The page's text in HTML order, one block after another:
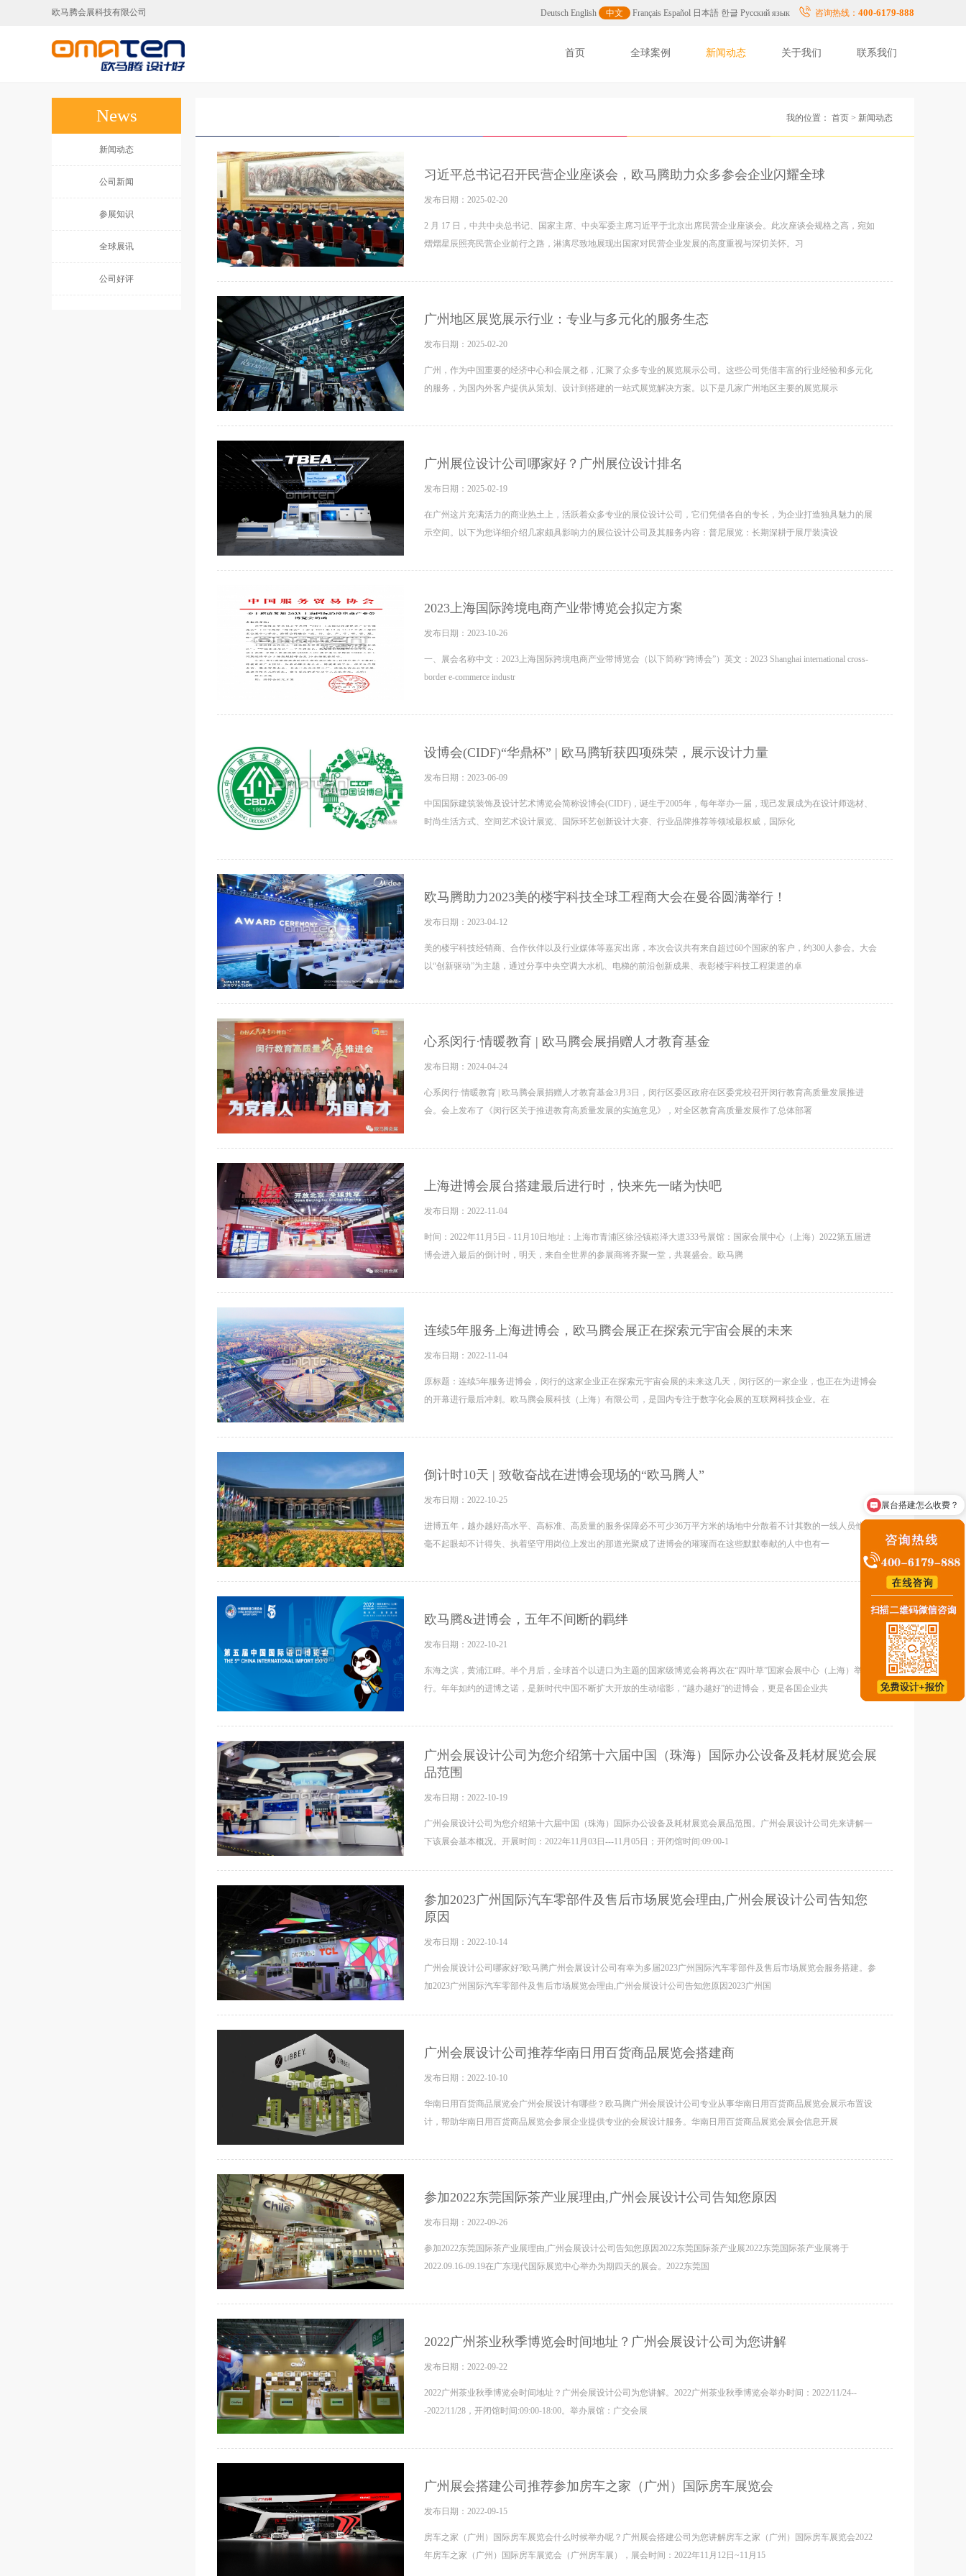
欧马腾会展科技有限公司 Deutsch English 中文 Français Español 日本語 한글 Русский язык 咨询热线： 400-6179-888
首页 全球案例 新闻动态 关于我们 联系我们
News
新闻动态
公司新闻
参展知识
全球展讯
公司好评
我的位置： 首页 > 新闻动态
习近平总书记召开民营企业座谈会，欧马腾助力众多参会企业闪耀全球
发布日期：2025-02-20
2 月 17 日，中共中央总书记、国家主席、中央军委主席习近平于北京出席民营企业座谈会。此次座谈会规格之高，宛如
熠熠星辰照亮民营企业前行之路，淋漓尽致地展现出国家对民营企业发展的高度重视与深切关怀。习
广州地区展览展示行业：专业与多元化的服务生态
发布日期：2025-02-20
广州，作为中国重要的经济中心和会展之都，汇聚了众多专业的展览展示公司。这些公司凭借丰富的行业经验和多元化
的服务，为国内外客户提供从策划、设计到搭建的一站式展览解决方案。以下是几家广州地区主要的展览展示
广州展位设计公司哪家好？广州展位设计排名
发布日期：2025-02-19
在广州这片充满活力的商业热土上，活跃着众多专业的展位设计公司，它们凭借各自的专长，为企业打造独具魅力的展
示空间。以下为您详细介绍几家颇具影响力的展位设计公司及其服务内容：普尼展览：长期深耕于展厅装潢设
2023上海国际跨境电商产业带博览会拟定方案
发布日期：2023-10-26
一、展会名称中文：2023上海国际跨境电商产业带博览会（以下简称“跨博会”）英文：2023 Shanghai international cross-
border e-commerce industr
设博会(CIDF)“华鼎杯” | 欧马腾斩获四项殊荣，展示设计力量
发布日期：2023-06-09
中国国际建筑装饰及设计艺术博览会简称设博会(CIDF)，诞生于2005年，每年举办一届，现己发展成为在设计师选材、
时尚生活方式、空间艺术设计展览、国际环艺创新设计大赛、行业品牌推荐等领域最权威，国际化
欧马腾助力2023美的楼宇科技全球工程商大会在曼谷圆满举行！
发布日期：2023-04-12
美的楼宇科技经销商、合作伙伴以及行业媒体等嘉宾出席，本次会议共有来自超过60个国家的客户，约300人参会。大会
以“创新驱动”为主题，通过分享中央空调大水机、电梯的前沿创新成果、表彰楼宇科技工程渠道的卓
心系闵行·情暖教育 | 欧马腾会展捐赠人才教育基金
发布日期：2024-04-24
心系闵行·情暖教育 | 欧马腾会展捐赠人才教育基金3月3日，闵行区委区政府在区委党校召开闵行教育高质量发展推进
会。会上发布了《闵行区关于推进教育高质量发展的实施意见》，对全区教育高质量发展作了总体部署
上海进博会展台搭建最后进行时，快来先一睹为快吧
发布日期：2022-11-04
时间：2022年11月5日 - 11月10日地址：上海市青浦区徐泾镇崧泽大道333号展馆：国家会展中心（上海）2022第五届进
博会进入最后的倒计时，明天，来自全世界的参展商将齐聚一堂，共襄盛会。欧马腾
连续5年服务上海进博会，欧马腾会展正在探索元宇宙会展的未来
发布日期：2022-11-04
原标题：连续5年服务进博会，闵行的这家企业正在探索元宇宙会展的未来这几天，闵行区的一家企业，也正在为进博会
的开幕进行最后冲刺。欧马腾会展科技（上海）有限公司，是国内专注于数字化会展的互联网科技企业。在
倒计时10天 | 致敬奋战在进博会现场的“欧马腾人”
发布日期：2022-10-25
进博五年，越办越好高水平、高标准、高质量的服务保障必不可少36万平方米的场地中分散着不计其数的一线人员他们
毫不起眼却不计得失、执着坚守用岗位上发出的那道光聚成了进博会的璀璨而在这些默默奉献的人中也有一
欧马腾&进博会，五年不间断的羁绊
发布日期：2022-10-21
东海之滨，黄浦江畔。半个月后，全球首个以进口为主题的国家级博览会将再次在“四叶草”国家会展中心（上海）举
行。年年如约的进博之诺，是新时代中国不断扩大开放的生动缩影，“越办越好”的进博会，更是各国企业共
广州会展设计公司为您介绍第十六届中国（珠海）国际办公设备及耗材展览会展
品范围
发布日期：2022-10-19
广州会展设计公司为您介绍第十六届中国（珠海）国际办公设备及耗材展览会展品范围。广州会展设计公司先来讲解一
下该展会基本概况。开展时间：2022年11月03日---11月05日；开闭馆时间:09:00-1
参加2023广州国际汽车零部件及售后市场展览会理由,广州会展设计公司告知您
原因
发布日期：2022-10-14
广州会展设计公司哪家好?欧马腾广州会展设计公司有幸为多届2023广州国际汽车零部件及售后市场展览会服务搭建。参
加2023广州国际汽车零部件及售后市场展览会理由,广州会展设计公司告知您原因2023广州国
广州会展设计公司推荐华南日用百货商品展览会搭建商
发布日期：2022-10-10
华南日用百货商品展览会广州会展设计有哪些？欧马腾广州会展设计公司专业从事华南日用百货商品展览会展示布置设
计，帮助华南日用百货商品展览会参展企业提供专业的会展设计服务。华南日用百货商品展览会展会信息开展
参加2022东莞国际茶产业展理由,广州会展设计公司告知您原因
发布日期：2022-09-26
参加2022东莞国际茶产业展理由,广州会展设计公司告知您原因2022东莞国际茶产业展2022东莞国际茶产业展将于
2022.09.16-09.19在广东现代国际展览中心举办为期四天的展会。2022东莞国
2022广州茶业秋季博览会时间地址？广州会展设计公司为您讲解
发布日期：2022-09-22
2022广州茶业秋季博览会时间地址？广州会展设计公司为您讲解。2022广州茶业秋季博览会举办时间：2022/11/24--
-2022/11/28，开闭馆时间:09:00-18:00。举办展馆：广交会展
广州展会搭建公司推荐参加房车之家（广州）国际房车展览会
发布日期：2022-09-15
房车之家（广州）国际房车展览会什么时候举办呢？广州展会搭建公司为您讲解房车之家（广州）国际房车展览会2022
年房车之家（广州）国际房车展览会（广州房车展），展会时间：2022年11月12日~11月15
咨询展台搭建业务